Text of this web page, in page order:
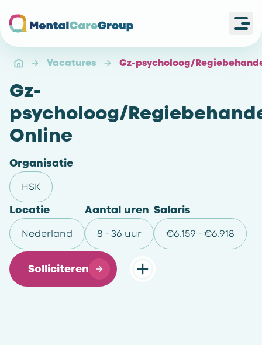
Vacatures Gz-psycholoog/
Gz-
psycholoog/
Online
Organisatie
HSK
Locatie
Nederland
Aantal uren
8 - 36 uur
Salaris
€6.159 - €6.918
Solliciteren